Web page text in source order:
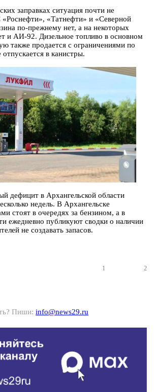
заправках ситуация почти не
«Татнефти» и «Северной
по-прежнему нет, а на некоторых
и АИ-92. Дизельное топливо в основном
также продается с ограничениями по
в канистры.
дефицит в Архангельской области
недель. В Архангельске
стоят в очередях за бензином, а в
ежедневно публикуют сводки о наличии
не создавать запасов.
1 2
Пиши: info@news29.ru